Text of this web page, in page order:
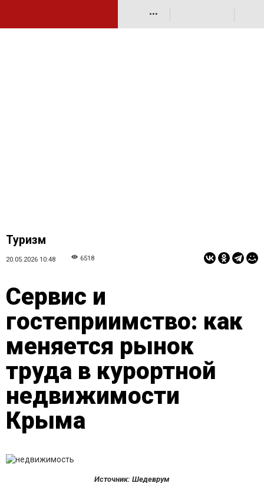
•••
Туризм
20.05.2026 10:48 6518
Сервис и
гостеприимство: как
меняется рынок
труда в курортной
недвижимости
Крыма
Источник: Шедеврум